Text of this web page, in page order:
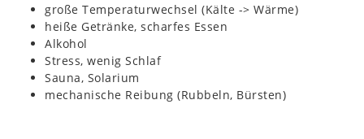
große Temperaturwechsel (Kälte -> Wärme)
heiße Getränke, scharfes Essen
Alkohol
Stress, wenig Schlaf
Sauna, Solarium
mechanische Reibung (Rubbeln, Bürsten)